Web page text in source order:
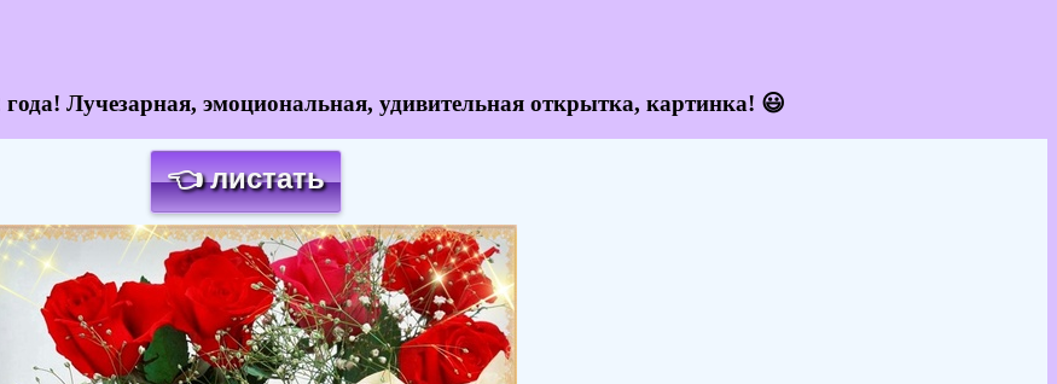
Лучезарная, эмоциональная, удивительная открытка, картинка! 😃
👈 листать
Загрузка картинки...